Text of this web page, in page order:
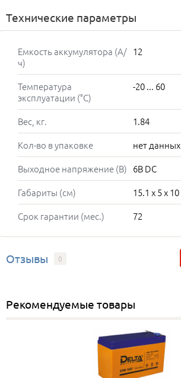
Технические параметры
Емкость аккумулятора (А/
ч)
12
Температура
эксплуатации (°C)
-20 ... 60
Вес, кг.
1.84
Кол-во в упаковке
нет данных
Выходное напряжение (В) 6В DC
Габариты (см)
15.1 x 5 x 10
Срок гарантии (мес.)
72
Отзывы 0
Рекомендуемые товары